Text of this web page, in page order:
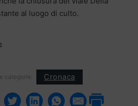
al luogo di culto.
categorie: Cronaca